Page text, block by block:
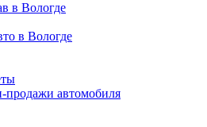
в Вологде
в Вологде
продажи автомобиля